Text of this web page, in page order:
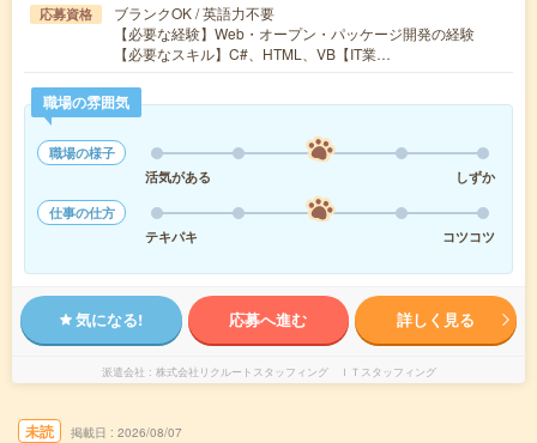
応募資格
ブランクOK / 英語力不要
【必要な経験】Web・オープン・パッケージ開発の経験
【必要なスキル】C#、HTML、VB【IT業…
職場の雰囲気
職場の様子
活気がある
しずか
仕事の仕方
テキパキ
コツコツ
気になる! 応募へ進む 詳しく見る
派遣会社 株式会社リクルートスタッフィング ＩＴスタッフィング
未読 掲載日 2026/08/07